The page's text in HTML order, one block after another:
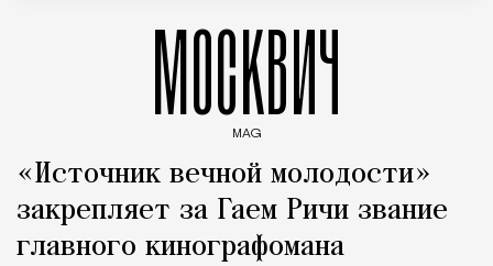
МОСКВИЧ
MAG
«Источник вечной молодости»
закрепляет за Гаем Ричи звание
главного кинографомана